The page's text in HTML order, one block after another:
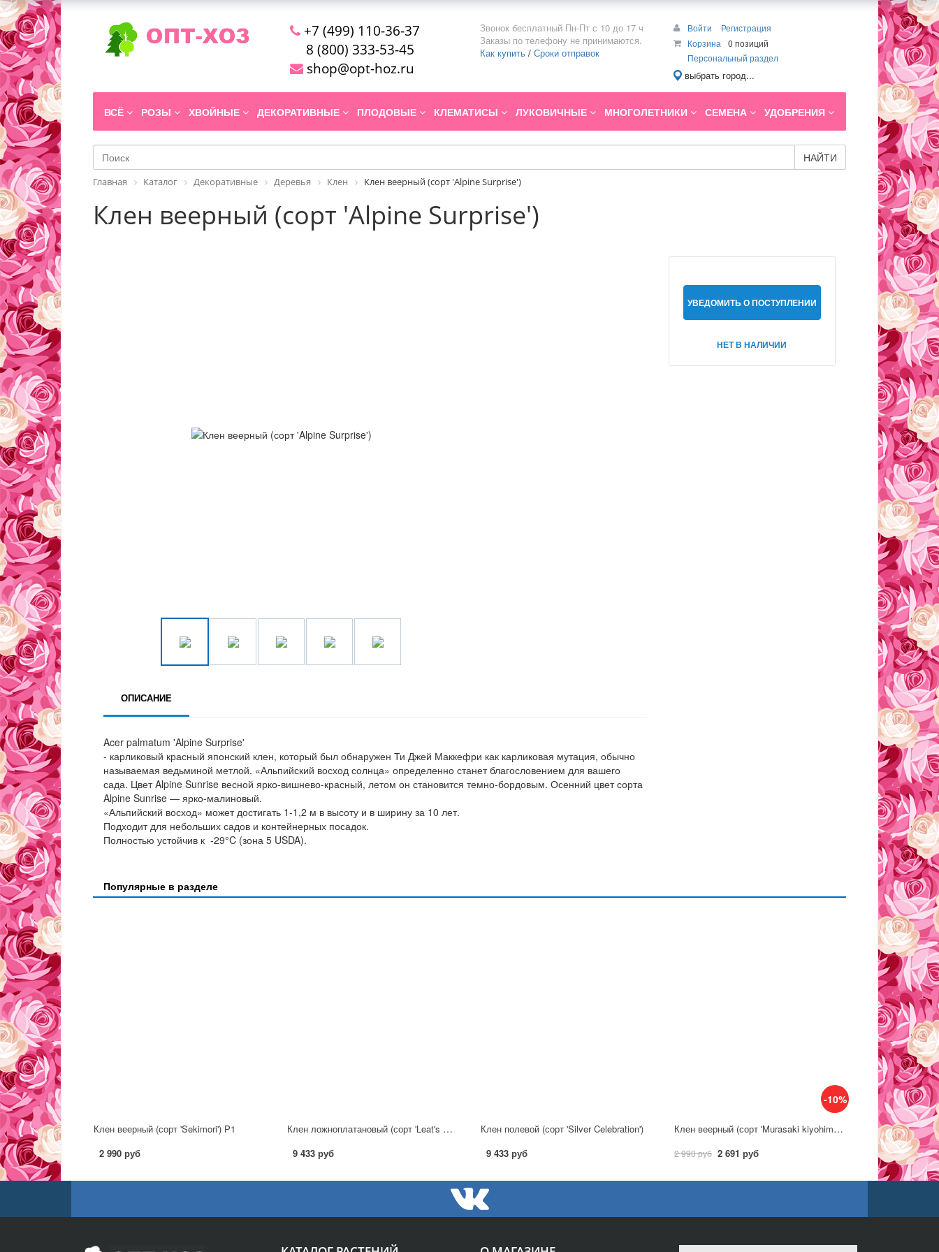
+7 (499) 110-36-37
8 (800) 333-53-45
shop@opt-hoz.ru
Звонок бесплатный Пн-Пт с 10 до 17 ч
Заказы по телефону не принимаются.
Как купить / Сроки отправок
Войти
Регистрация
Корзина
0 позиций
Персональный раздел
выбрать город...
ВСЁ РОЗЫ ХВОЙНЫЕ ДЕКОРАТИВНЫЕ ПЛОДОВЫЕ КЛЕМАТИСЫ ЛУКОВИЧНЫЕ МНОГОЛЕТНИКИ СЕМЕНА УДОБРЕНИЯ
НАЙТИ
Главная Каталог Декоративные Деревья Клен Клен веерный (сорт 'Alpine Surprise')
Клен веерный (сорт 'Alpine Surprise')
УВЕДОМИТЬ О ПОСТУПЛЕНИИ
НЕТ В НАЛИЧИИ
ОПИСАНИЕ
Acer palmatum 'Alpine Surprise'
- карликовый красный японский клен, который был обнаружен Ти Джей Маккефри как карликовая мутация, обычно
называемая ведьминой метлой. «Альпийский восход солнца» определенно станет благословением для вашего
сада. Цвет Alpine Sunrise весной ярко-вишнево-красный, летом он становится темно-бордовым. Осенний цвет сорта
Alpine Sunrise — ярко-малиновый.
«Альпийский восход» может достигать 1-1,2 м в высоту и в ширину за 10 лет.
Подходит для небольших садов и контейнерных посадок.
Полностью устойчив к -29°C (зона 5 USDA).
Популярные в разделе
Клен веерный (сорт 'Sekimori') P1
2 990 руб
Клен ложноплатановый (сорт 'Leat's Cottage') C7,5
9 433 руб
Клен полевой (сорт 'Silver Celebration')
9 433 руб
-10%
Клен веерный (сорт 'Murasaki kiyohime') P1
2 990 руб 2 691 руб